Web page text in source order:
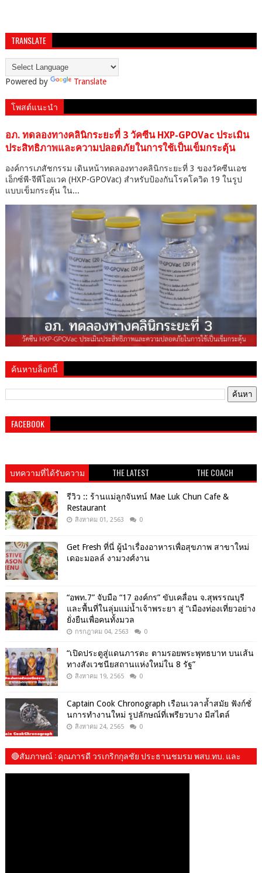
TRANSLATE
Powered by Translate
โพสต์แนะนำ
อภ. ทดลองทางคลินิกระยะที่ 3 วัคซีน HXP-GPOVac ประเมิน
ประสิทธิภาพและความปลอดภัยในการใช้เป็นเข็มกระตุ้น
องค์การเภสัชกรรม เดินหน้าทดลองทางคลินิกระยะที่ 3 ของวัคซีนเอช
เอ็กซ์พี-จีพีโอแวค (HXP-GPOVac) สำหรับป้องกันโรคโควิด 19 ในรูป
แบบเข็มกระตุ้น ใน...
ค้นหาบล็อกนี้
FACEBOOK
บทความที่ได้รับความ
นิยม
THE LATEST THE COACH
รีวิว :: ร้านแม่ลูกจันทน์ Mae Luk Chun Cafe &
Restaurant
สิงหาคม 01, 2563 0
Get​ Fresh​ ที่นี่ ผู้นำเรื่องอาหารเพื่อสุขภาพ​ สาขาใหม่
เดอะมอลล์ งามวงศ์งาน
“อพท.7” จับมือ “17 องค์กร” ขับเคลื่อน จ.สุพรรณบุรี
และพื้นที่ในลุ่มแม่น้ำเจ้าพระยา สู่ “เมืองท่องเที่ยวอย่าง
ยั่งยืนเพื่อคนทั้งมวล
กรกฎาคม 04, 2563 0
“เปิดประตูสู่แดนภารตะ ตามรอยพระพุทธบาท บนเส้น
ทางสังเวชนียสถานแห่งใหม่ใน 8 รัฐ”
สิงหาคม 19, 2565 0
Captain Cook Chronograph เรือนเวลาล้ำสมัย ฟังก์ชั่
นการทำงานใหม่ รูปลักษณ์ที่เพรียวบาง มีสไตล์
สิงหาคม 24, 2565 0
🔴สัมภาษณ์​ : คุณภารดี วรเกริกกุลชัย ประธานชมรม พสบ.ทบ. และ​